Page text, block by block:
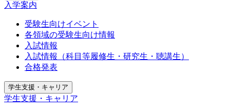
入学案内
受験生向けイベント
各領域の受験生向け情報
入試情報
入試情報（科目等履修生・研究生・聴講生）
合格発表
学生支援・キャリア
学生支援・キャリア